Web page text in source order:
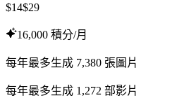
$14$29
16,000 積分/月
每年最多生成 7,380 張圖片
每年最多生成 1,272 部影片